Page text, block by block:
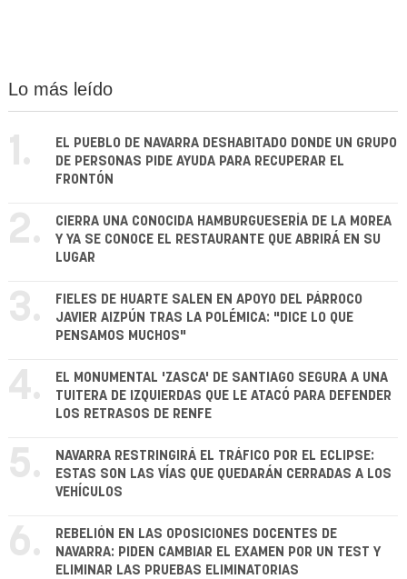
Lo más leído
1.
EL PUEBLO DE NAVARRA DESHABITADO DONDE UN GRUPO
DE PERSONAS PIDE AYUDA PARA RECUPERAR EL
FRONTÓN
2.
CIERRA UNA CONOCIDA HAMBURGUESERÍA DE LA MOREA
Y YA SE CONOCE EL RESTAURANTE QUE ABRIRÁ EN SU
LUGAR
3.
FIELES DE HUARTE SALEN EN APOYO DEL PÁRROCO
JAVIER AIZPÚN TRAS LA POLÉMICA: "DICE LO QUE
PENSAMOS MUCHOS"
4.
EL MONUMENTAL 'ZASCA' DE SANTIAGO SEGURA A UNA
TUITERA DE IZQUIERDAS QUE LE ATACÓ PARA DEFENDER
LOS RETRASOS DE RENFE
5.
NAVARRA RESTRINGIRÁ EL TRÁFICO POR EL ECLIPSE:
ESTAS SON LAS VÍAS QUE QUEDARÁN CERRADAS A LOS
VEHÍCULOS
6.
REBELIÓN EN LAS OPOSICIONES DOCENTES DE
NAVARRA: PIDEN CAMBIAR EL EXAMEN POR UN TEST Y
ELIMINAR LAS PRUEBAS ELIMINATORIAS